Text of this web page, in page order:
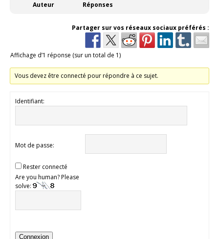
Auteur Réponses
Partager sur vos réseaux sociaux préférés :
Affichage d’1 réponse (sur un total de 1)
Vous devez être connecté pour répondre à ce sujet.
Identifiant:
Mot de passe:
Rester connecté
Are you human? Please
solve:
Connexion